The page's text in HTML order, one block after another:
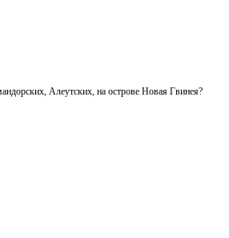
Алеутских, на острове Новая Гвинея?